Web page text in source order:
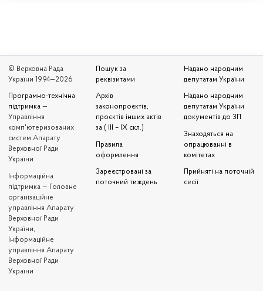
© Верховна Рада
України 1994—2026
Програмно-технічна
підтримка —
Управління
комп'ютеризованих
систем Апарату
Верховної Ради
України
Iнформаційна
підтримка — Головне
організаційне
управління Апарату
Верховної Ради
України,
Інформаційне
управління Апарату
Верховної Ради
України
Пошук за
реквізитами
Архів
законопроєктів,
проєктів інших актів
за ( III – IX скл.)
Правила
оформлення
Зареєстровані за
поточний тиждень
Надано народним
депутатам України
Надано народним
депутатам України
документів до ЗП
Знаходяться на
опрацюванні в
комітетах
Прийняті на поточній
сесії